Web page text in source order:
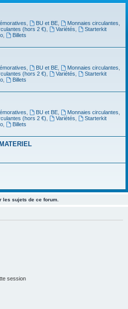
BU et BE, Monnaies circulantes
(hors 2 €)
Variétés
Starterkit
,
Billets
BU et BE, Monnaies circulantes
(hors 2 €)
Variétés
Starterkit
,
Billets
BU et BE, Monnaies circulantes
(hors 2 €)
Variétés
Starterkit
,
Billets
les sujets de ce forum.
session